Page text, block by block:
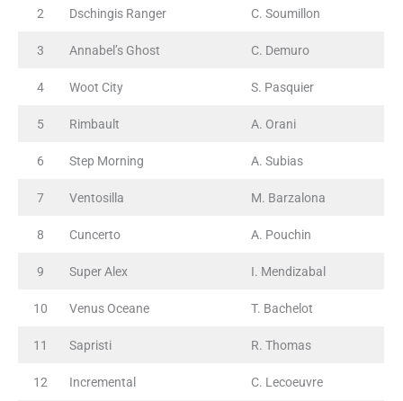
2 Dschingis Ranger C. Soumillon
3 Annabel’s Ghost C. Demuro
4 Woot City S. Pasquier
5 Rimbault A. Orani
6 Step Morning A. Subias
7 Ventosilla M. Barzalona
8 Cuncerto A. Pouchin
9 Super Alex I. Mendizabal
10 Venus Oceane T. Bachelot
11 Sapristi R. Thomas
12 Incremental C. Lecoeuvre